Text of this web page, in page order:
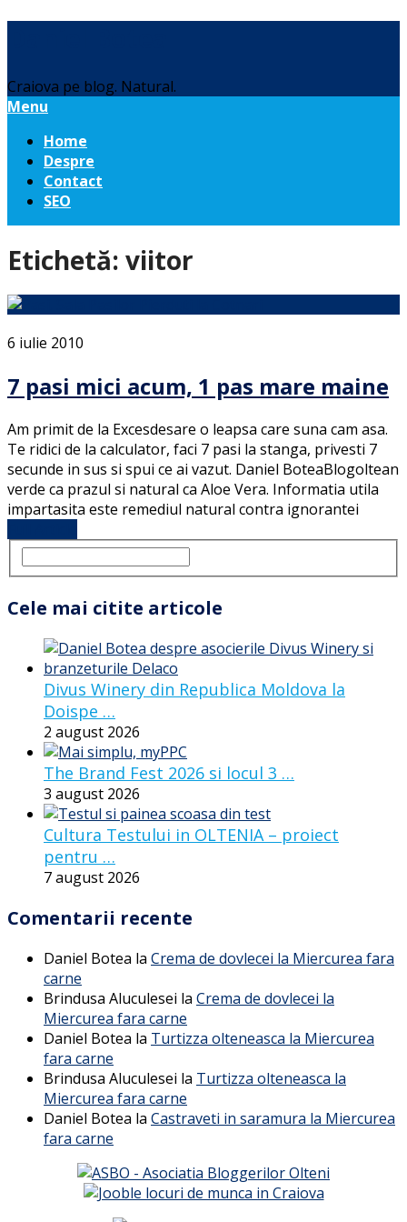
Craiova pe blog. Natural.
Menu
Home
Despre
Contact
SEO
Etichetă: viitor
6 iulie 2010
7 pasi mici acum, 1 pas mare maine
Am primit de la Excesdesare o leapsa care suna cam asa.
Te ridici de la calculator, faci 7 pasi la stanga, privesti 7
secunde in sus si spui ce ai vazut. Daniel BoteaBlogoltean
verde ca prazul si natural ca Aloe Vera. Informatia utila
impartasita este remediul natural contra ignorantei
Cele mai citite articole
Divus Winery din Republica Moldova la
Doispe …
2 august 2026
The Brand Fest 2026 si locul 3 …
3 august 2026
Cultura Testului in OLTENIA – proiect
pentru …
7 august 2026
Comentarii recente
Daniel Botea la Crema de dovlecei la Miercurea fara
carne
Brindusa Aluculesei la Crema de dovlecei la
Miercurea fara carne
Daniel Botea la Turtizza olteneasca la Miercurea
fara carne
Brindusa Aluculesei la Turtizza olteneasca la
Miercurea fara carne
Daniel Botea la Castraveti in saramura la Miercurea
fara carne